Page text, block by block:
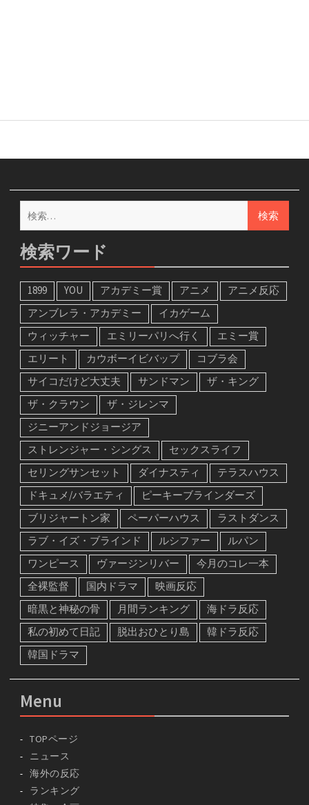
検
索:
検索ワード
1899 YOU アカデミー賞 アニメ
アニメ反応
アンブレラ・アカデミー
イカゲーム
ウィッチャー
エミリーパリへ行く
エミー賞
エリート
カウボーイビバップ
コブラ会
サイコだけど大丈夫
サンドマン
ザ・キング
ザ・クラウン
ザ・ジレンマ
ジニーアンドジョージア
ストレンジャー・シングス
セックスライフ
セリングサンセット
ダイナスティ
テラスハウス
ドキュメ/バラエティ
ピーキーブラインダーズ
ブリジャートン家
ペーパーハウス
ラストダンス
ラブ・イズ・ブラインド
ルシファー
ルパン
ワンピース
ヴァージンリバー
今月のコレ一本
全裸監督
国内ドラマ
映画反応
暗黒と神秘の骨
月間ランキング
海ドラ反応
私の初めて日記
脱出おひとり島
韓ドラ反応
韓国ドラマ
Menu
海外の反応
ランキング
特集・企画